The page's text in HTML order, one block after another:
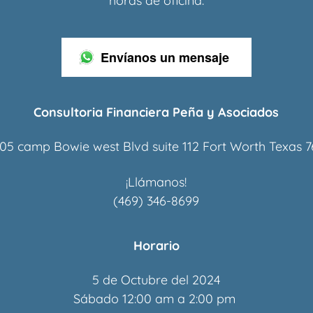
Envíanos un mensaje
Consultoria Financiera Peña y Asociados
camp Bowie west Blvd suite 112 Fort Worth Texas
(469) 346-8699
Horario
5 de Octubre del 2024
Sábado 12:00 am a 2:00 pm